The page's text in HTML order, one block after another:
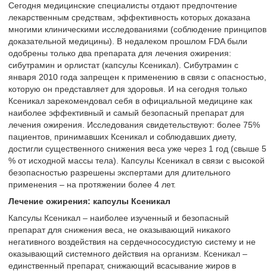
Сегодня медицинские специалисты отдают предпочтение
лекарственным средствам, эффективность которых доказана
многими клиническими исследованиями (соблюдение принципов
доказательной медицины). В недалеком прошлом FDA были
одобрены только два препарата для лечения ожирения:
сибутрамин и орлистат (капсулы Ксеникал). Сибутрамин с
января 2010 года запрещен к применению в связи с опасностью,
которую он представляет для здоровья. И на сегодня только
Ксеникал зарекомендовал себя в официальной медицине как
наиболее эффективный и самый безопасный препарат для
лечения ожирения. Исследования свидетельствуют: более 75%
пациентов, принимавших Ксеникал и соблюдавших диету,
достигли существенного снижения веса уже через 1 год (свыше 5
% от исходной массы тела). Капсулы Ксеникал в связи с высокой
безопасностью разрешены экспертами для длительного
применения – на протяжении более 4 лет.
Лечение ожирения: капсулы Ксеникал
Капсулы Ксеникал – наиболее изученный и безопасный
препарат для снижения веса, не оказывающий никакого
негативного воздействия на сердечнососудистую систему и не
оказывающий системного действия на организм. Ксеникал –
единственный препарат, снижающий всасывание жиров в